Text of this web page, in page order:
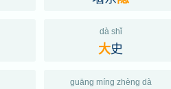
dà shǐ
大史
guāng míng zhèng dà